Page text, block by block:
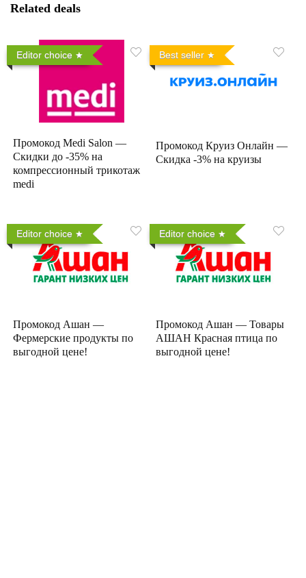
Related deals
Editor choice
Промокод Medi Salon —
Скидки до -35% на
компрессионный трикотаж
medi
Best seller
Промокод Круиз Онлайн —
Скидка -3% на круизы
Editor choice
Промокод Ашан —
Фермерские продукты по
выгодной цене!
Editor choice
Промокод Ашан — Товары
АШАН Красная птица по
выгодной цене!